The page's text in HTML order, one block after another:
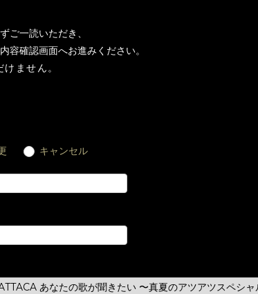
ご一読いただき、
容確認画面へお進みください。
ません。
キャンセル